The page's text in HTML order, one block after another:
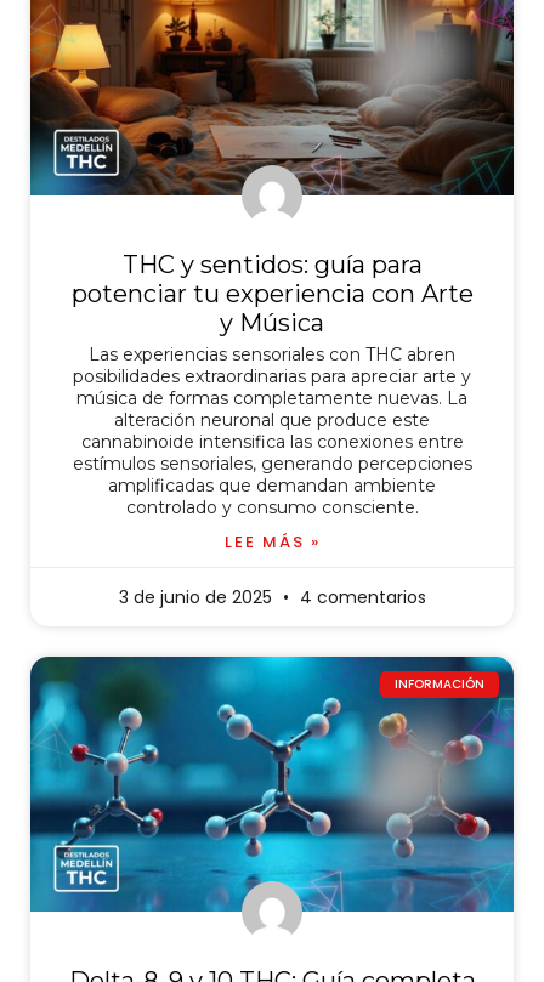
THC y sentidos: guía para
potenciar tu experiencia con Arte
y Música
Las experiencias sensoriales con THC abren
posibilidades extraordinarias para apreciar arte y
música de formas completamente nuevas. La
alteración neuronal que produce este
cannabinoide intensifica las conexiones entre
estímulos sensoriales, generando percepciones
amplificadas que demandan ambiente
controlado y consumo consciente.
LEE MÁS »
3 de junio de 2025 4 comentarios
INFORMACIÓN